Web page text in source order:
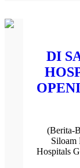
DI
(Berita-
Siloam
Hospitals